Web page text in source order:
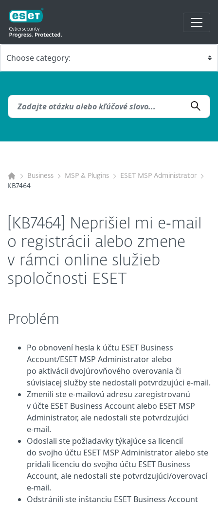
Business MSP & Plugins
ESET MSP Administrator
KB7464
[KB7464] Neprišiel mi e‑mail
o registrácii alebo zmene
v rámci online služieb
spoločnosti ESET
Problém
Po obnovení hesla k účtu ESET Business
Account/ESET MSP Administrator alebo
po aktivácii dvojúrovňového overovania či
súvisiacej služby ste nedostali potvrdzujúci e‑mail.
Zmenili ste e‑mailovú adresu zaregistrovanú
v účte ESET Business Account alebo ESET MSP
Administrator, ale nedostali ste potvrdzujúci
e‑mail.
Odoslali ste požiadavky týkajúce sa licencií
do svojho účtu ESET MSP Administrator alebo ste
pridali licenciu do svojho účtu ESET Business
Account, ale nedostali ste potvrdzujúci/overovací
e‑mail.
Odstránili ste inštanciu ESET Business Account